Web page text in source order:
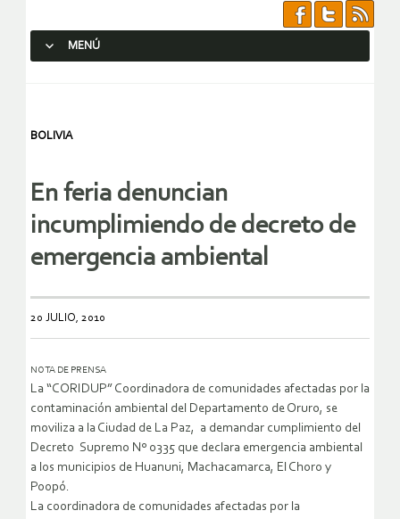
MENÚ
BOLIVIA
En feria denuncian
incumplimiendo de decreto de
emergencia ambiental
20 JULIO, 2010
NOTA DE PRENSA
La “CORIDUP” Coordinadora de comunidades afectadas por la
contaminación ambiental del Departamento de Oruro, se
moviliza a la Ciudad de La Paz, a demandar cumplimiento del
Decreto Supremo Nº 0335 que declara emergencia ambiental
a los municipios de Huanuni, Machacamarca, El Choro y
Poopó.
La coordinadora de comunidades afectadas por la